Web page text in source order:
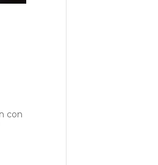
con